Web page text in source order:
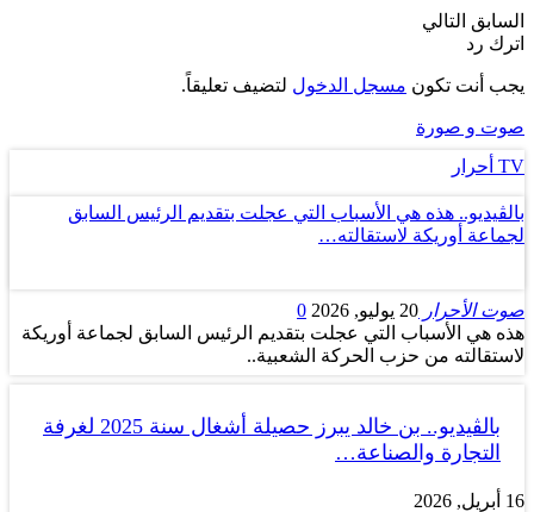
السابق التالي
اترك رد
يجب أنت تكون مسجل الدخول لتضيف تعليقاً.
صوت و صورة
TV أحرار
بالڤيديو.. هذه هي الأسباب التي عجلت بتقديم الرئيس السابق
لجماعة أوريكة لاستقالته…
صوت الأحرار 20 يوليو, 2026
0
هذه هي الأسباب التي عجلت بتقديم الرئيس السابق لجماعة أوريكة
لاستقالته من حزب الحركة الشعبية..
بالڤيديو.. بن خالد يبرز حصيلة أشغال سنة 2025 لغرفة
التجارة والصناعة…
16 أبريل, 2026